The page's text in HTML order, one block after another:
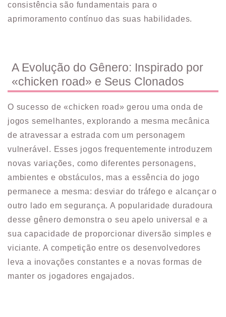
consistência são fundamentais para o
aprimoramento contínuo das suas habilidades.
A Evolução do Gênero: Inspirado por
«chicken road» e Seus Clonados
O sucesso de «chicken road» gerou uma onda de
jogos semelhantes, explorando a mesma mecânica
de atravessar a estrada com um personagem
vulnerável. Esses jogos frequentemente introduzem
novas variações, como diferentes personagens,
ambientes e obstáculos, mas a essência do jogo
permanece a mesma: desviar do tráfego e alcançar o
outro lado em segurança. A popularidade duradoura
desse gênero demonstra o seu apelo universal e a
sua capacidade de proporcionar diversão simples e
viciante. A competição entre os desenvolvedores
leva a inovações constantes e a novas formas de
manter os jogadores engajados.